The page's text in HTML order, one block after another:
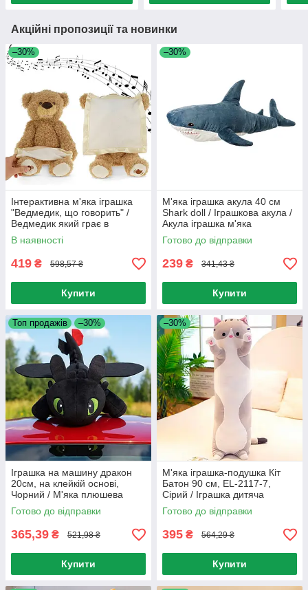
Акційні пропозиції та новинки
–30%
Інтерактивна м'яка іграшка
"Ведмедик, що говорить" /
Ведмедик який грає в
хованки
В наявності
419 ₴ 598,57 ₴
Купити
–30%
М'яка іграшка акула 40 см
Shark doll / Іграшкова акула /
Акула іграшка м'яка
Готово до відправки
239 ₴ 341,43 ₴
Купити
Топ продажів –30%
Іграшка на машину дракон
20см, на клейкій основі,
Чорний / М'яка плюшева
іграшка беззубик / Іграшка
дракон
Готово до відправки
365,39 ₴ 521,98 ₴
Купити
–30%
М'яка іграшка-подушка Кіт
Батон 90 см, EL-2117-7,
Сірий / Іграшка дитяча
обіймашка довгий кіт
Готово до відправки
395 ₴ 564,29 ₴
Купити